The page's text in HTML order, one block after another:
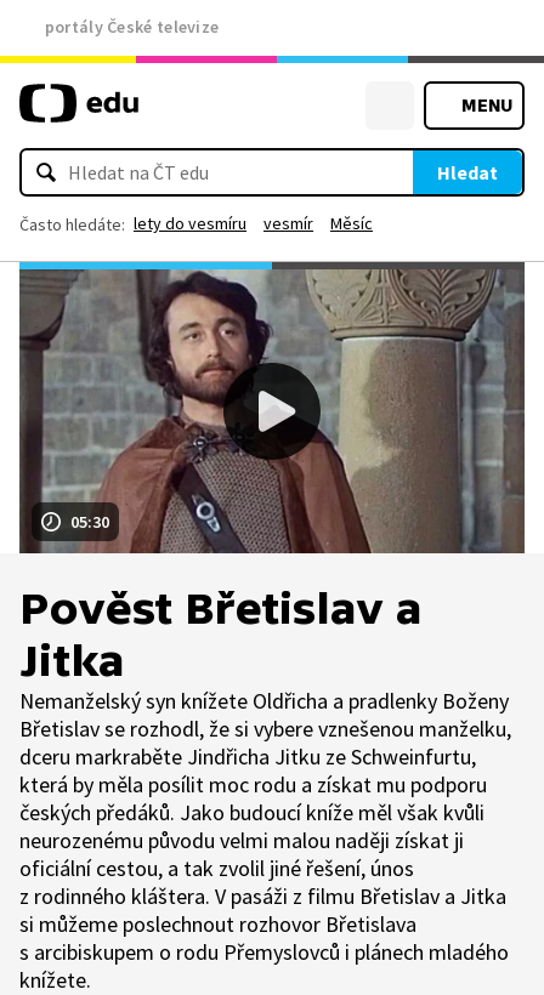
portály České televize
MENU
Hledat
Často hledáte: lety do vesmíru vesmír Měsíc
05:30
Pověst Břetislav a
Jitka
Nemanželský syn knížete Oldřicha a pradlenky Boženy
Břetislav se rozhodl, že si vybere vznešenou manželku,
dceru markraběte Jindřicha Jitku ze Schweinfurtu,
která by měla posílit moc rodu a získat mu podporu
českých předáků. Jako budoucí kníže měl však kvůli
neurozenému původu velmi malou naději získat ji
oficiální cestou, a tak zvolil jiné řešení, únos
z rodinného kláštera. V pasáži z filmu Břetislav a Jitka
si můžeme poslechnout rozhovor Břetislava
s arcibiskupem o rodu Přemyslovců i plánech mladého
knížete.